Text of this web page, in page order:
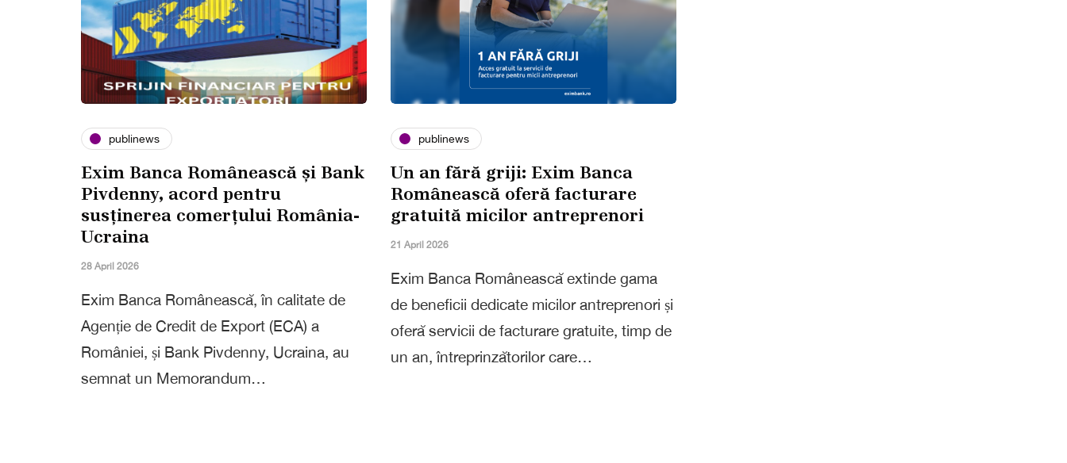
publinews
Exim Banca Românească și Bank
Pivdenny, acord pentru
susținerea comerțului România-
Ucraina
28 April 2026
Exim Banca Românească, în calitate de
Agenție de Credit de Export (ECA) a
României, și Bank Pivdenny, Ucraina, au
semnat un Memorandum…
publinews
Un an fără griji: Exim Banca
Românească oferă facturare
gratuită micilor antreprenori
21 April 2026
Exim Banca Românească extinde gama
de beneficii dedicate micilor antreprenori și
oferă servicii de facturare gratuite, timp de
un an, întreprinzătorilor care…